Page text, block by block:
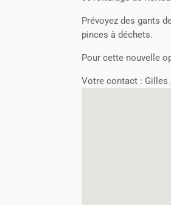
Prévoyez des gants
pinces à déchets.
Pour cette nouvelle
Votre contact :